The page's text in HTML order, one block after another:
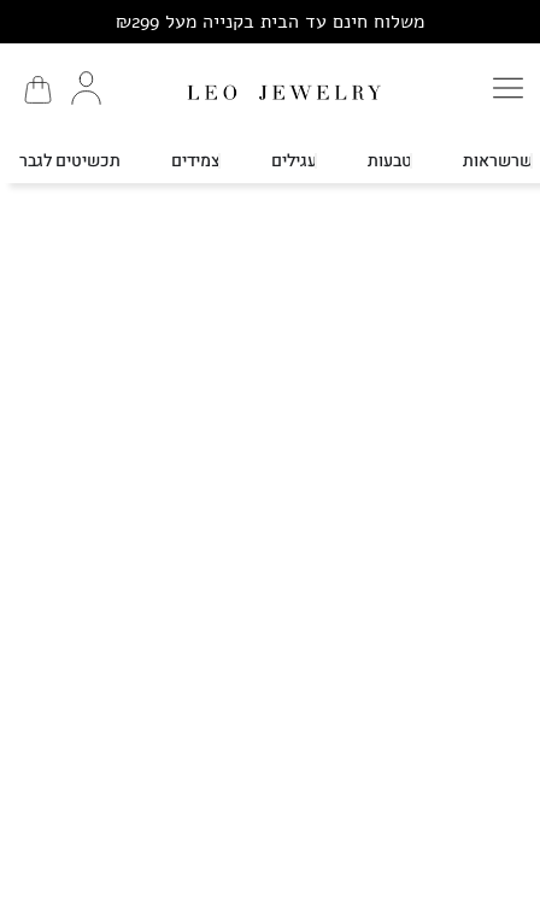
משלוח חינם עד הבית בקנייה מעל ₪299
שרשראות טבעות עגילים צמידים תכשיטים לגבר